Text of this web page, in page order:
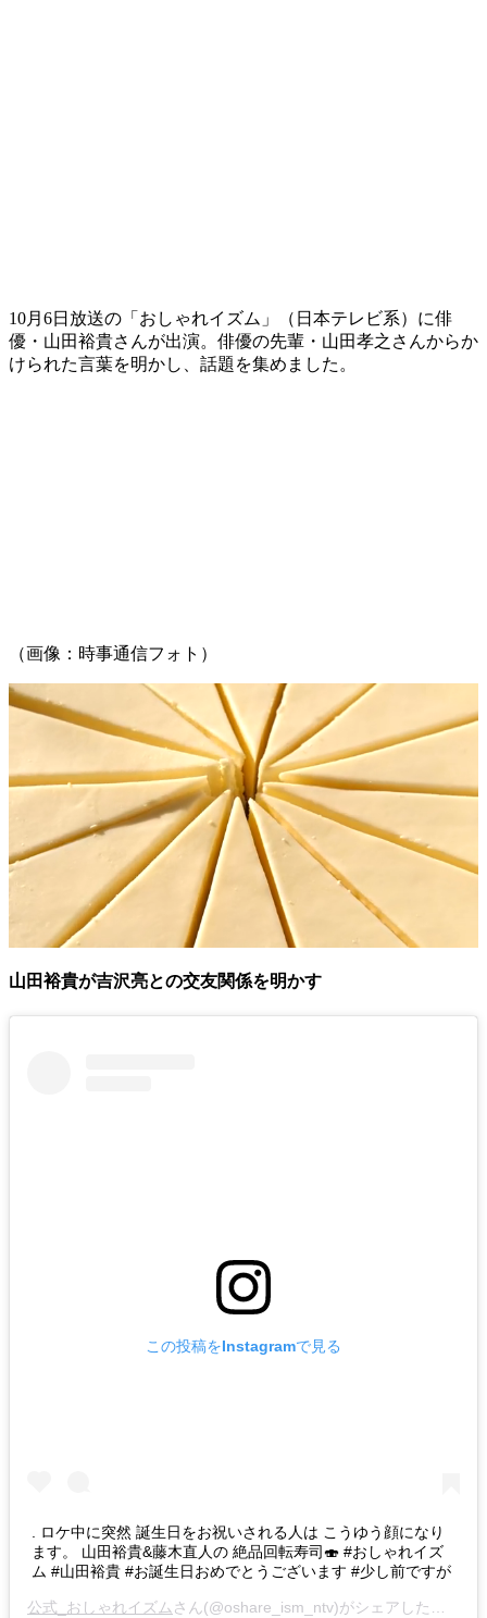
10月6日放送の「おしゃれイズム」（日本テレビ系）に俳
優・山田裕貴さんが出演。俳優の先輩・山田孝之さんからか
けられた言葉を明かし、話題を集めました。
（画像：時事通信フォト）
山田裕貴が吉沢亮との交友関係を明かす
この投稿をInstagramで見る
. ロケ中に突然 誕生日をお祝いされる人は こうゆう顔になり
ます。 山田裕貴&藤木直人の 絶品回転寿司🍣 #おしゃれイズ
ム #山田裕貴 #お誕生日おめでとうございます #少し前ですが
公式_おしゃれイズム さん(@oshare_ism_ntv)がシェアした投稿 -